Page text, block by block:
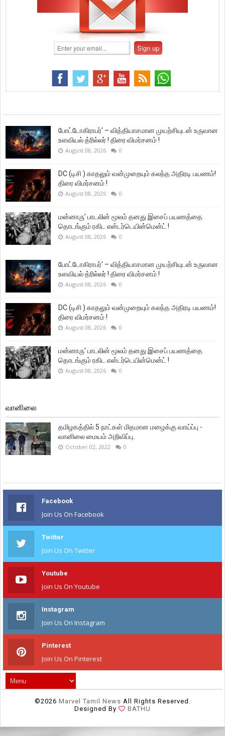
போட்டோகிராபர்' – வித்தியாசமான முயற்சியுடன் உருவான
உளவியல் த்ரில்லர் ! திரை விமர்சனம் !
August 08, 2026 0
DC (டிசி ) காதலும் வன்முறையும் கலந்த அதிரடி பயணம்!
திரை விமர்சனம் !
August 08, 2026 0
மன்னாரு’ பாடலின் மூலம் தனது இசைப் பயணத்தை
தொடங்கும் ரகிட என்டர்டெயின்மென்ட் !
August 08, 2026 0
போட்டோகிராபர்' – வித்தியாசமான முயற்சியுடன் உருவான
உளவியல் த்ரில்லர் ! திரை விமர்சனம் !
August 08, 2026 0
DC (டிசி ) காதலும் வன்முறையும் கலந்த அதிரடி பயணம்!
திரை விமர்சனம் !
August 08, 2026 0
மன்னாரு’ பாடலின் மூலம் தனது இசைப் பயணத்தை
தொடங்கும் ரகிட என்டர்டெயின்மென்ட் !
August 08, 2026 0
வானிலை
தமிழகத்தில் 5 நாட்கள் மிதமான மழைக்கு வாய்ப்பு -
வானிலை மையம் அறிவிப்பு.
October 02, 2022 0
Facebook
Join Us On Facebook
Twitter
Join Us On Twitter
Youtube
Join Us On Youtube
Instagram
Join Us On Instagram
Pinterest
Join Us On Pinterest
©2026 Marvel Tamil News All Rights Reserved.
Designed By
BATHU